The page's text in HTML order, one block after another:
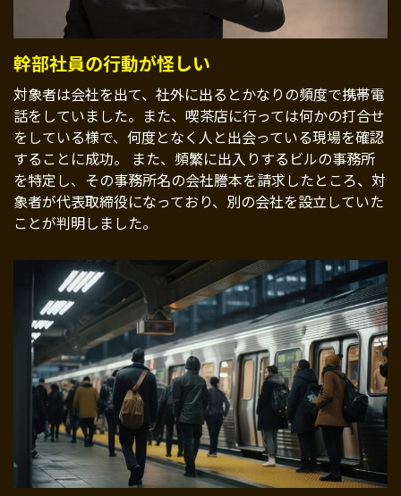
幹部社員の行動が怪しい
対象者は会社を出て、社外に出るとかなりの頻度で携帯電
話をしていました。また、喫茶店に行っては何かの打合せ
をしている様で、何度となく人と出会っている現場を確認
することに成功。 また、頻繁に出入りするビルの事務所
を特定し、その事務所名の会社謄本を請求したところ、対
象者が代表取締役になっており、別の会社を設立していた
ことが判明しました。